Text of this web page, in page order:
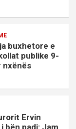
buxhetore e
publike 9-
nxënës
Ervin